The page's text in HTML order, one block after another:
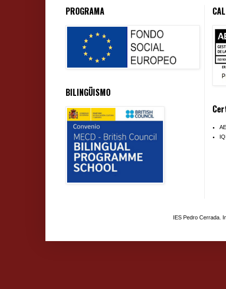
PROGRAMA
BILINGÜISMO
IES Pedro Cerrada.